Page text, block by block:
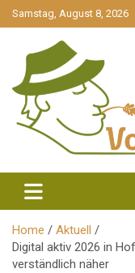
gehe
zum
Samstag, August 8, 2026
Home
Aktuell
Digital aktiv 2026 in
verständlich näher